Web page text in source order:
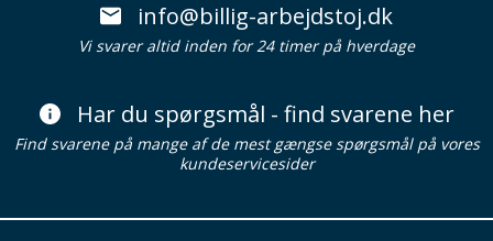
info@billig-arbejdstoj.dk
Vi svarer altid inden for 24 timer på hverdage
Har du spørgsmål - find svarene her
Find svarene på mange af de mest gængse spørgsmål på vores
kundeservicesider